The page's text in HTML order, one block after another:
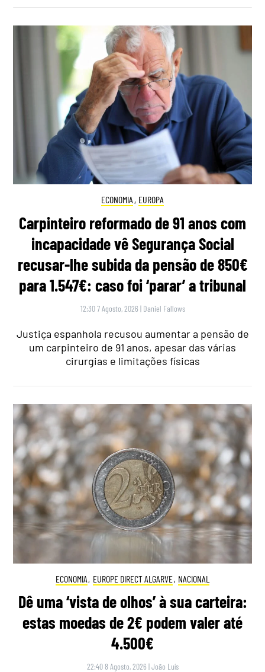
ECONOMIA , EUROPA
Carpinteiro reformado de 91 anos com
incapacidade vê Segurança Social
recusar-lhe subida da pensão de 850€
para 1.547€: caso foi ‘parar’ a tribunal
12:30 7 Agosto, 2026 | Daniel Fallows
Justiça espanhola recusou aumentar a pensão de
um carpinteiro de 91 anos, apesar das várias
cirurgias e limitações físicas
ECONOMIA, EUROPE DIRECT ALGARVE, NACIONAL
Dê uma ‘vista de olhos’ à sua carteira:
estas moedas de 2€ podem valer até
4.500€
22:40 8 Agosto, 2026 |João Luís